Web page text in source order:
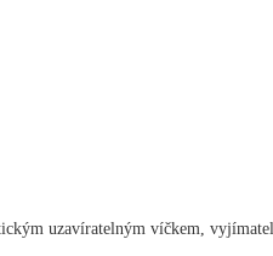
uzavíratelným víčkem,